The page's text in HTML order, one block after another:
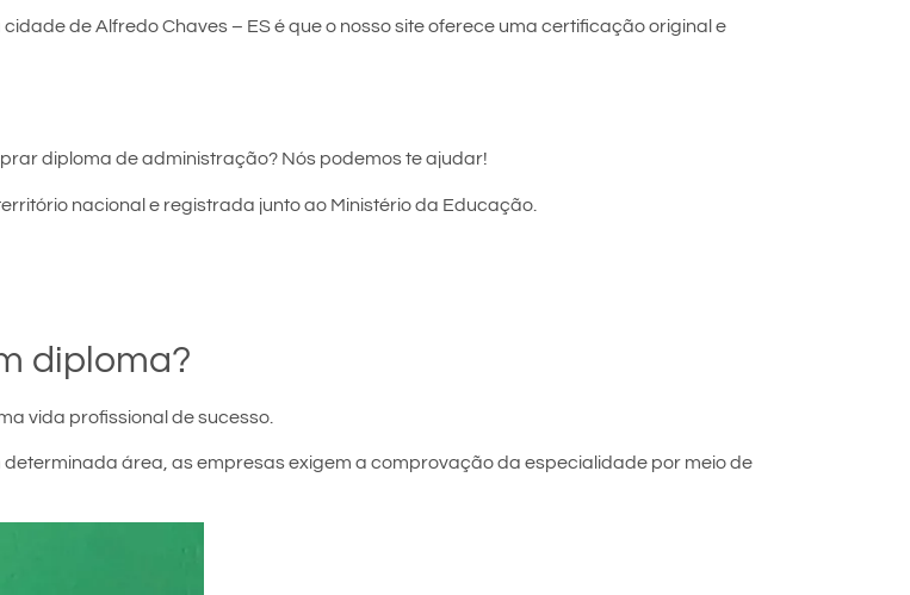
de Alfredo Chaves – ES é que o nosso site oferece uma certificação original e
diploma de administração? Nós podemos te ajudar!
nacional e registrada junto ao Ministério da Educação.
diploma?
vida profissional de sucesso.
área, as empresas exigem a comprovação da especialidade por meio de